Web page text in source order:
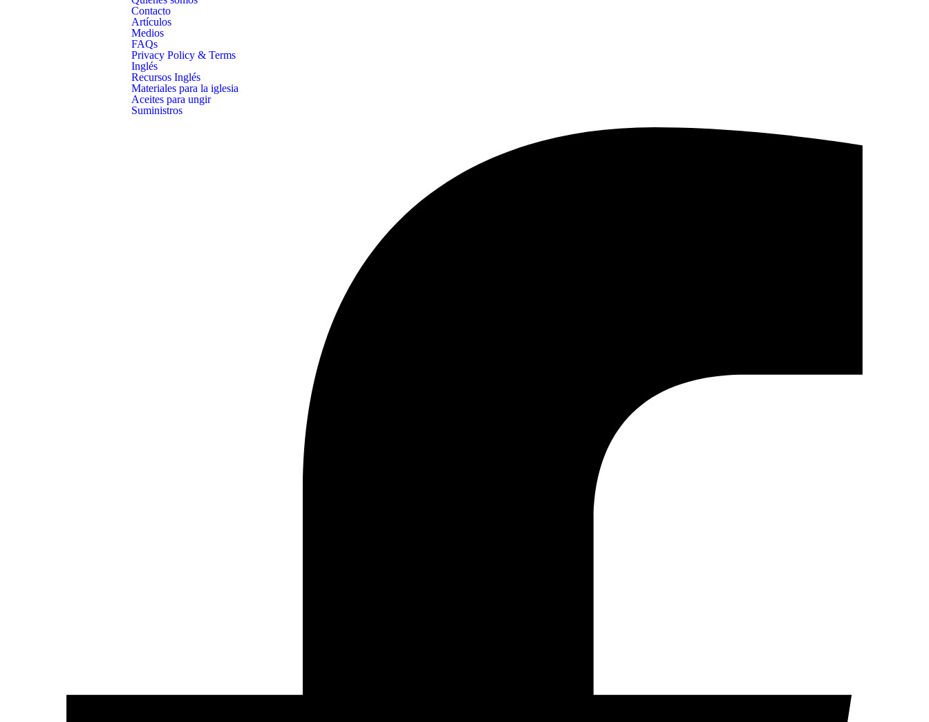
Contacto
Artículos
Medios
FAQs
Privacy Policy & Terms
Inglés
Recursos Inglés
Materiales para la iglesia
Aceites para ungir
Suministros